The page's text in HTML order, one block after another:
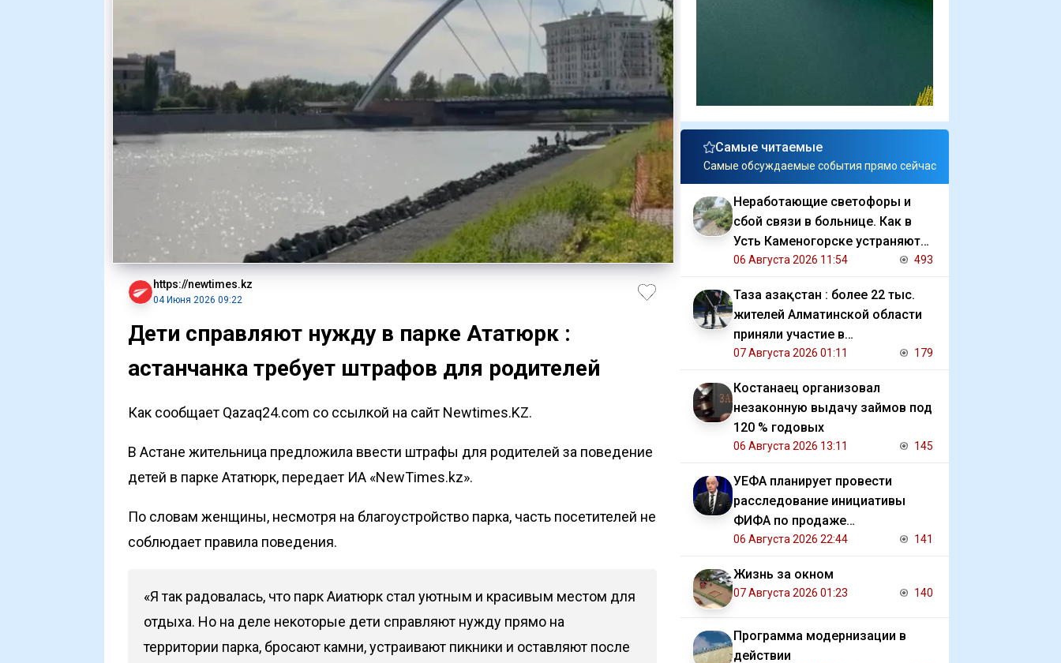
https://newtimes.kz
04 Июня 2026 09:22
Дети справляют нужду в парке Ататюрк :
астанчанка требует штрафов для родителей
Как сообщает Qazaq24.com со ссылкой на сайт Newtimes.KZ.
В Астане жительница предложила ввести штрафы для родителей за поведение
детей в парке Ататюрк, передает ИА «NewTimes.kz».
По словам женщины, несмотря на благоустройство парка, часть посетителей не
соблюдает правила поведения.
«Я так радовалась, что парк Аиатюрк стал уютным и красивым местом для
отдыха. Но на деле некоторые дети справляют нужду прямо на
территории парка, бросают камни, устраивают пикники и оставляют после
Самые читаемые
Самые обсуждаемые события прямо сейчас
Неработающие светофоры и
сбой связи в больнице. Как в
Усть Каменогорске устраняют
последствия ливня
06 Августа 2026 11:54 493
Таза Қазақстан : более 22 тыс.
жителей Алматинской области
приняли участие в
экологической акции
07 Августа 2026 01:11 179
Костанаец организовал
незаконную выдачу займов под
120 % годовых
06 Августа 2026 13:11 145
УЕФА планирует провести
расследование инициативы
ФИФА по продаже
коммерческих прав на ЧМ
06 Августа 2026 22:44 141
Жизнь за окном
07 Августа 2026 01:23 140
Программа модернизации в
действии